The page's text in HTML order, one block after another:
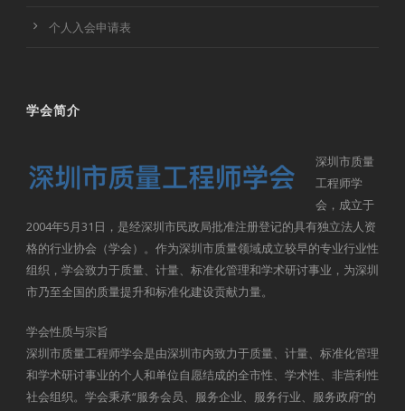
个人入会申请表
学会简介
深圳市质量
工程师学
会，成立于
2004年5月31日，是经深圳市民政局批准注册登记的具有独立法人资
格的行业协会（学会）。作为深圳市质量领域成立较早的专业行业性
组织，学会致力于质量、计量、标准化管理和学术研讨事业，为深圳
市乃至全国的质量提升和标准化建设贡献力量。
学会性质与宗旨
深圳市质量工程师学会是由深圳市内致力于质量、计量、标准化管理
和学术研讨事业的个人和单位自愿结成的全市性、学术性、非营利性
社会组织。学会秉承“服务会员、服务企业、服务行业、服务政府”的